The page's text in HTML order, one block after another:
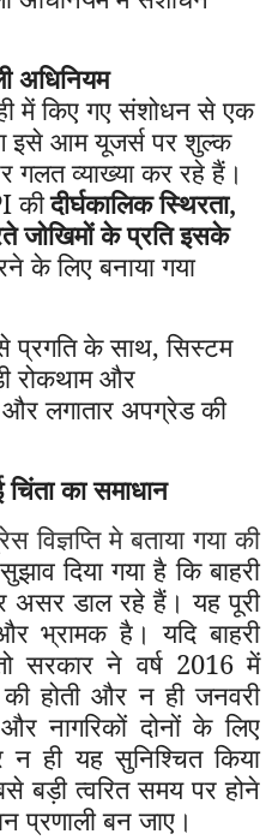
अधिनियम
में किए गए संशोधन से एक
इसे आम यूजर्स पर शुल्क
गलत व्याख्या कर रहे हैं।
कीदीर्घकालिक स्थिरता,
जोखिमों के प्रति इसके
के लिए बनाया गया
प्रगति के साथ,सिस्टम
रोकथाम और
और लगातार अपग्रेड की
का समाधान
विज्ञप्ति मे बताया गया की
दिया गया है कि बाहरी
असर डाल रहे हैं। यह पूरी
भ्रामक है। यदि बाहरी
सरकार ने वर्ष 2016में
होती और न ही जनवरी
नागरिकों दोनों के लिए
न ही यह सुनिश्चित किया
बड़ी त्वरित समय पर होने
प्रणाली बन जाए।